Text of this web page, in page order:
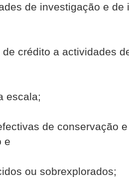
de investigação e de
crédito a actividades
escala;
de conservação
e
ou sobrexplorados;